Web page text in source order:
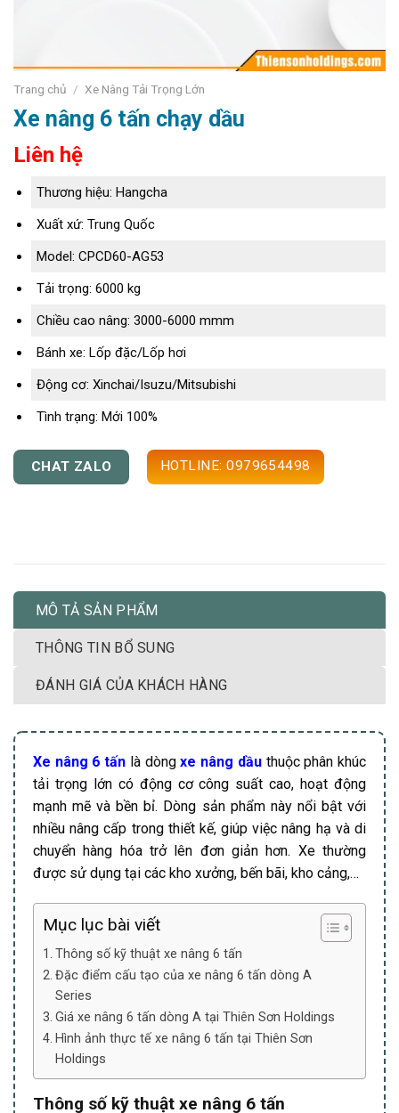
Trang chủ / Xe Nâng Tải Trọng Lớn
Xe nâng 6 tấn chạy dầu
Liên hệ
Thương hiệu: Hangcha
Xuất xứ: Trung Quốc
Model: CPCD60-AG53
Tải trọng: 6000 kg
Chiều cao nâng: 3000-6000 mmm
Bánh xe: Lốp đặc/Lốp hơi
Động cơ: Xinchai/Isuzu/Mitsubishi
Tình trạng: Mới 100%
CHAT ZALO HOTLINE: 0979654498
MÔ TẢ SẢN PHẨM
THÔNG TIN BỔ SUNG
ĐÁNH GIÁ CỦA KHÁCH HÀNG
Xe nâng 6 tấn là dòngxe nâng dầuthuộc phân khúc
tải trọng lớn có động cơ công suất cao, hoạt động
mạnh mẽ và bền bỉ. Dòng sản phẩm này nổi bật với
nhiều nâng cấp trong thiết kế, giúp việc nâng hạ và di
chuyển hàng hóa trở lên đơn giản hơn. Xe thường
được sử dụng tại các kho xưởng, bến bãi, kho cảng,…
Mục lục bài viết
Thông số kỹ thuật xe nâng 6 tấn
Đặc điểm cấu tạo của xe nâng 6 tấn dòng A
Series
Giá xe nâng 6 tấn dòng A tại Thiên Sơn Holdings
Hình ảnh thực tế xe nâng 6 tấn tại Thiên Sơn
Holdings
Thông số kỹ thuật xe nâng 6 tấn